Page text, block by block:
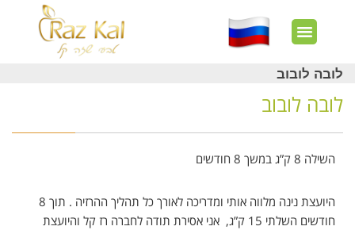
לובה לובוב
לובה לובוב
השילה 8 ק”ג במשך 8 חודשים
היועצת נינה מלווה אותי ומדריכה לאורך כל תהליך ההרזיה . תוך 8
חודשים השלתי 15 ק”ג, אני אסירת תודה לחברה רז קל והיועצת